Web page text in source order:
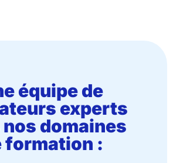
équipe de
experts
nos domaines
formation :